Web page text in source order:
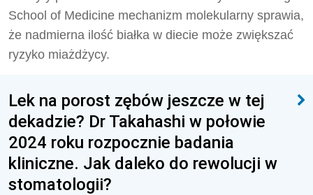
School of Medicine mechanizm molekularny sprawia,
że nadmierna ilość białka w diecie może zwiększać
ryzyko miażdżycy.
Lek na porost zębów jeszcze w tej
dekadzie? Dr Takahashi w połowie
2024 roku rozpocznie badania
kliniczne. Jak daleko do rewolucji w
stomatologii?